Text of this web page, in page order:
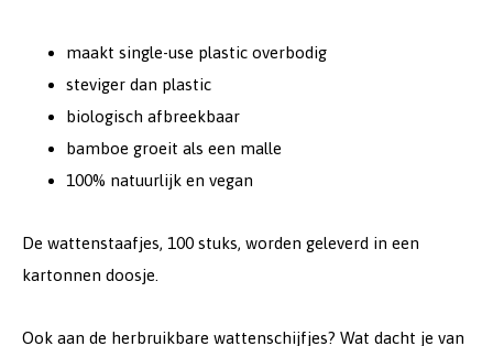
maakt single-use plastic overbodig
steviger dan plastic
biologisch afbreekbaar
bamboe groeit als een malle
100% natuurlijk en vegan
De wattenstaafjes, 100 stuks, worden geleverd in een
kartonnen doosje.
Ook aan de herbruikbare wattenschijfjes? Wat dacht je van